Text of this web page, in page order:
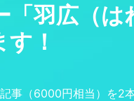
羽広（
！
事（6000円相当）を2